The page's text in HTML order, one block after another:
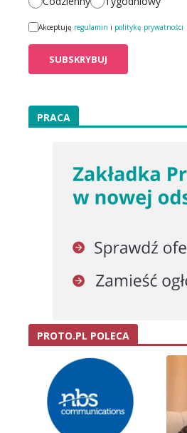
Akceptuję regulamin i politykę prywatności
PRACA
PROTO.PL POLECA